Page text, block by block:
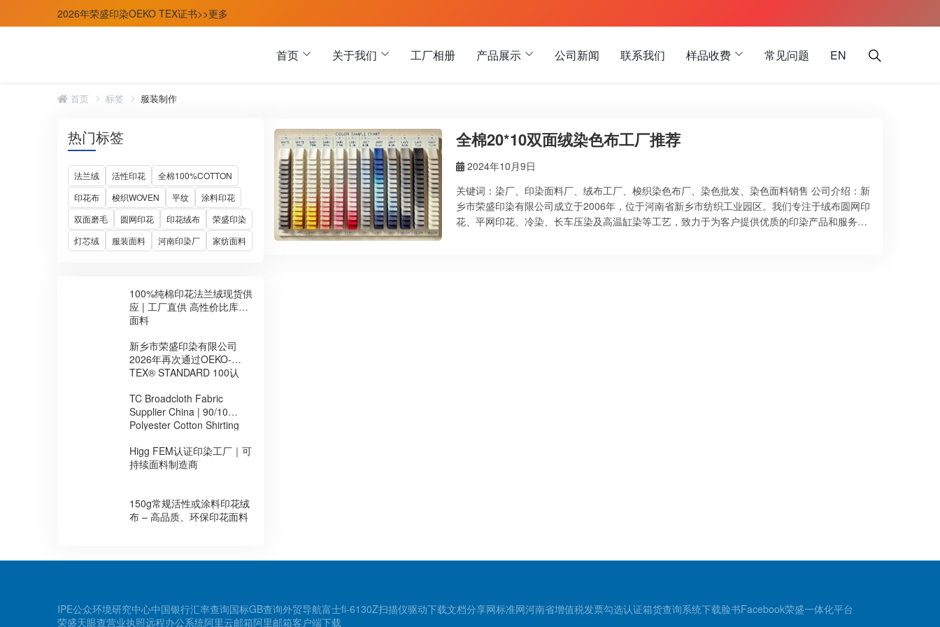
2026年荣盛印染OEKO TEX证书>>更多
首页 关于我们 工厂相册 产品展示 公司新闻 联系我们 样品收费 常见问题 EN
首页 标签 服装制作
热门标签
法兰绒 活性印花
全棉100%COTTON
印花布
梭织WOVEN 平纹
涂料印花
双面磨毛
圆网印花 印花绒布
荣盛印染
灯芯绒
服装面料 河南印染厂 家纺面料
100%纯棉印花法兰绒现货供
应 | 工厂直供 高性价比库存
面料
新乡市荣盛印染有限公司
2026年再次通过OEKO-
TEX® STANDARD 100认
制造能力
TC Broadcloth Fabric
Supplier China | 90/10
Polyester Cotton Shirting
Higg FEM认证印染工厂｜可
持续面料制造商
150g常规活性或涂料印花绒
布 – 高品质、环保印花面料
全棉20*10双面绒染色布工厂推荐
2024年10月9日
关键词：染厂、印染面料厂、绒布工厂、梭织染色布厂、染色批发、染色面料销售 公司介绍：新
乡市荣盛印染有限公司成立于2006年，位于河南省新乡市纺织工业园区。我们专注于绒布圆网印
花、平网印花、冷染、长车压染及高温缸染等工艺，致力于为客户提供优质的印染产品和服务。
IPE公众环境研究中心中国银行汇率查询国标GB查询外贸导航富士fi-6130Z扫描仪驱动下载文档分享网标准网河南省增值税发票勾选认证箱货查询系统下载脸书Facebook荣盛一体化平台
荣盛天眼查营业执照远程办公系统阿里云邮箱阿里邮箱客户端下载